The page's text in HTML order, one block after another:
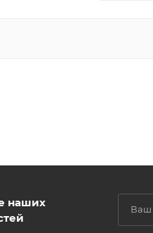
наших